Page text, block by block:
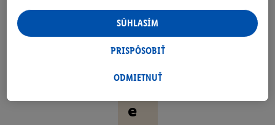
dl
né
V
e
personalizovanú reklamu v rámci služieb Lidl aj mimo nich. Ak
ste účastníkom programu Lidl Plus, na tieto účely sa spracúvajú
aj údaje z vášho nákupného správania v obchode.
následne si vytvoríte účet Lidl Plus alebo sa prihlásite do svojho
tiež vytvoriť špeciálny online identifikátor z e-mailovej adresy,
ODMIETNUŤ
PRISPÔSOBIŤ
SÚHLASÍM